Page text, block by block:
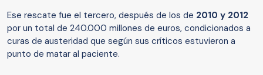
Ese rescate fue el tercero, después de los de 2010 y 2012
por un total de 240.000 millones de euros, condicionados a
curas de austeridad que según sus críticos estuvieron a
punto de matar al paciente.